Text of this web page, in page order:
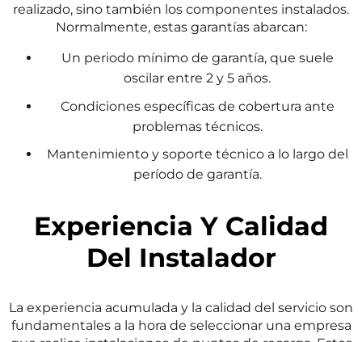
realizado, sino también los componentes instalados.
Normalmente, estas garantías abarcan:
Un periodo mínimo de garantía, que suele
oscilar entre 2 y 5 años.
Condiciones específicas de cobertura ante
problemas técnicos.
Mantenimiento y soporte técnico a lo largo del
período de garantía.
Experiencia Y Calidad
Del Instalador
La experiencia acumulada y la calidad del servicio son
fundamentales a la hora de seleccionar una empresa